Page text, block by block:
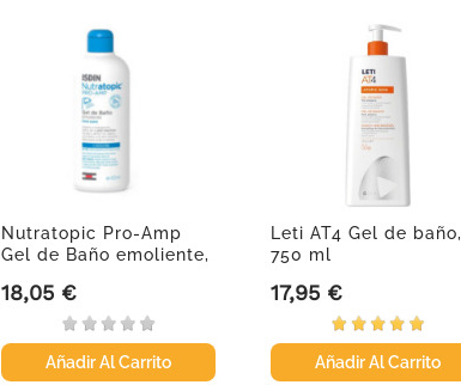
Nutratopic Pro-Amp
Gel de Baño emoliente,
Precio
18,05 €
Añadir Al Carrito
Leti AT4 Gel de baño,
750 ml
Precio
17,95 €
Añadir Al Carrito